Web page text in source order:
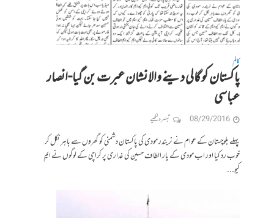
کالم
پاکستان کو گالی دینے والا نشان عبرت بن گیا-انصار
عباسی
08/29/2016 تبصرہ لکھیے
پہلے بلوچستان کے عوام نے نریندر مودی کی پاکستان دشمنی کو گھروں سے باہر نکل کر
خوب رد کیا اور اب مودی کے یار الطاف حسین کی غداری پر کراچی کے لوگوں نے ایم
کیو...